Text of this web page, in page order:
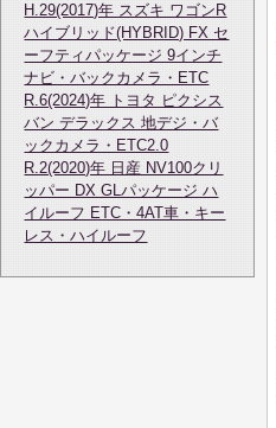
H.29(2017)年 スズキ ワゴンR
ハイブリッド(HYBRID) FX セ
ーフティパッケージ 9インチ
ナビ・バックカメラ・ETC
R.6(2024)年 トヨタ ピクシス
バン デラックス 地デジ・バ
ックカメラ・ETC2.0
R.2(2020)年 日産 NV100クリ
ッパー DX GLパッケージ ハ
イルーフ ETC・4AT車・キー
レス・ハイルーフ